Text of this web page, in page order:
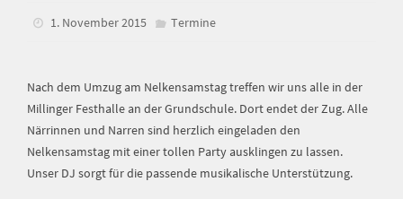
1. November 2015 Termine
Nach dem Umzug am Nelkensamstag treffen wir uns alle in der
Millinger Festhalle an der Grundschule. Dort endet der Zug. Alle
Närrinnen und Narren sind herzlich eingeladen den
Nelkensamstag mit einer tollen Party ausklingen zu lassen.
Unser DJ sorgt für die passende musikalische Unterstützung.